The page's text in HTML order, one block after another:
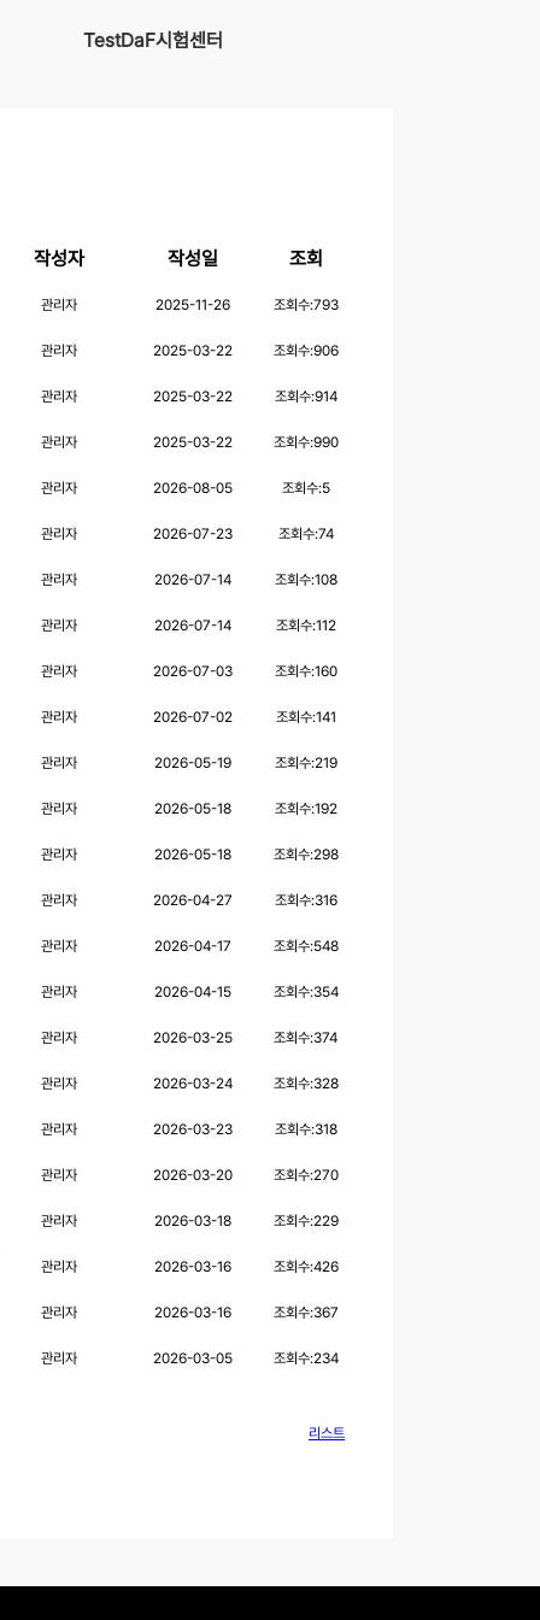
TestDaF시험센터
작성자 작성일 조회
관리자 2025-11-26 조회수:793
관리자 2025-03-22 조회수:906
관리자 2025-03-22 조회수:914
관리자 2025-03-22 조회수:990
관리자 2026-08-05 조회수:5
관리자 2026-07-23 조회수:74
관리자 2026-07-14 조회수:108
관리자 2026-07-14 조회수:112
관리자 2026-07-03 조회수:160
관리자 2026-07-02 조회수:141
관리자 2026-05-19 조회수:219
관리자 2026-05-18 조회수:192
관리자 2026-05-18 조회수:298
관리자 2026-04-27 조회수:316
관리자 2026-04-17 조회수:548
관리자 2026-04-15 조회수:354
관리자 2026-03-25 조회수:374
관리자 2026-03-24 조회수:328
관리자 2026-03-23 조회수:318
관리자 2026-03-20 조회수:270
관리자 2026-03-18 조회수:229
관리자 2026-03-16 조회수:426
관리자 2026-03-16 조회수:367
관리자 2026-03-05 조회수:234
리스트